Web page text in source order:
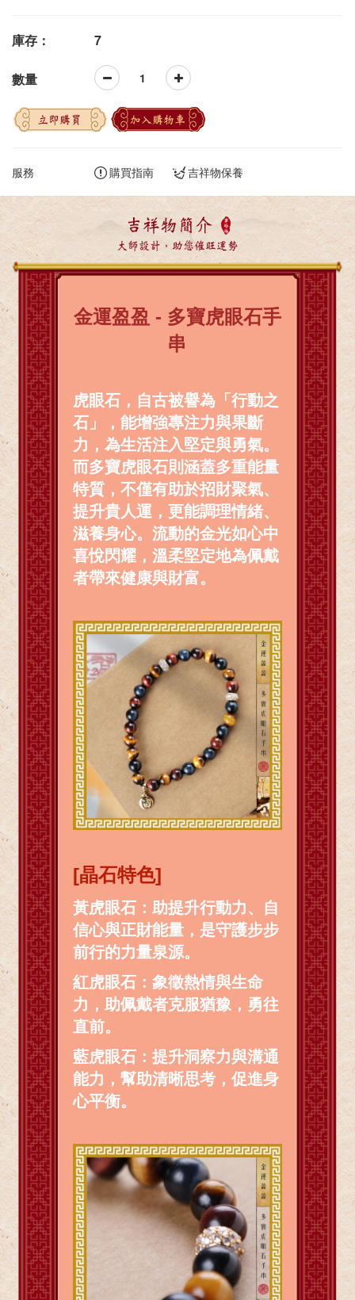
庫存： 7
數量
立即購買 加入購物車
服務 購買指南 吉祥物保養
吉祥物簡介
大師設計，助您催旺運勢
金運盈盈 - 多寶虎眼石手
串
虎眼石，自古被譽為「行動之
石」，能增強專注力與果斷
力，為生活注入堅定與勇氣。
而多寶虎眼石則涵蓋多重能量
特質，不僅有助於招財聚氣、
提升貴人運，更能調理情緒、
滋養身心。流動的金光如心中
喜悅閃耀，溫柔堅定地為佩戴
者帶來健康與財富。
[晶石特色]
黃虎眼石：助提升行動力、自
信心與正財能量，是守護步步
前行的力量泉源。
紅虎眼石：象徵熱情與生命
力，助佩戴者克服猶豫，勇往
直前。
藍虎眼石：提升洞察力與溝通
能力，幫助清晰思考，促進身
心平衡。